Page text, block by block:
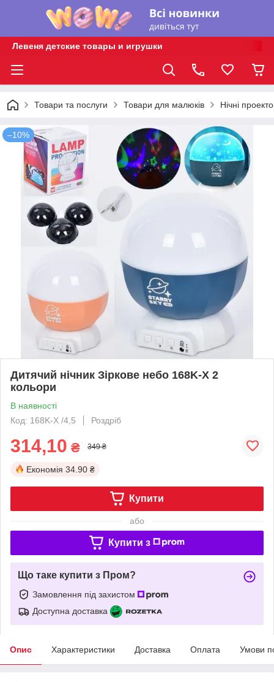
Левеня детские товары и игрушки
Товари та послуги Товари для малюків Нічні
–10%
Дитячий нічник Зіркове небо 168K-X 2
кольори
В наявності
Код: 168K-X /4,5
Роздріб
314,10 ₴ 349 ₴
Економія 34.90 ₴
Купити
або
Купити з
Що таке купити з Пром?
Замовлення під захистом
Доступна доставка
Опис Характеристики Доставка Оплата Умови